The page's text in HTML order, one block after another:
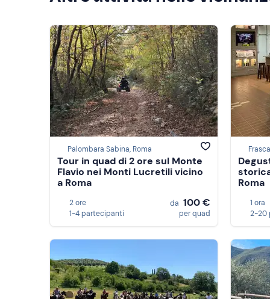
Palombara Sabina, Roma
Tour in quad di 2 ore sul Monte
Flavio nei Monti Lucretili vicino
a Roma
2 ore
1-4 partecipanti
da 100 €
per quad
Roma
1 ora
2-20